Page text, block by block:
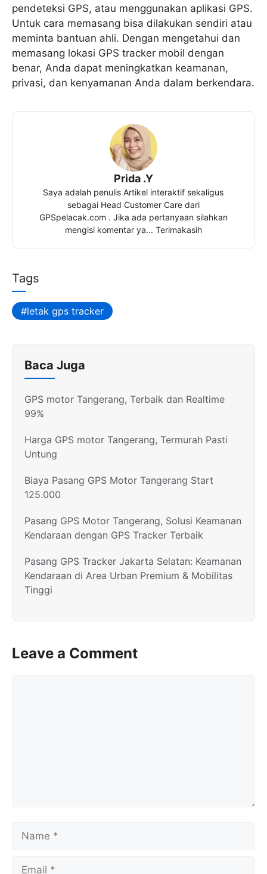
pendeteksi GPS, atau menggunakan aplikasi GPS.
Untuk cara memasang bisa dilakukan sendiri atau
meminta bantuan ahli. Dengan mengetahui dan
memasang lokasi GPS tracker mobil dengan
benar, Anda dapat meningkatkan keamanan,
privasi, dan kenyamanan Anda dalam berkendara.
Prida .Y
Saya adalah penulis Artikel interaktif sekaligus
sebagai Head Customer Care dari
GPSpelacak.com . Jika ada pertanyaan silahkan
mengisi komentar ya... Terimakasih
Tags
letak gps tracker
Baca Juga
GPS motor Tangerang, Terbaik dan Realtime
99%
Harga GPS motor Tangerang, Termurah Pasti
Untung
Biaya Pasang GPS Motor Tangerang Start
125.000
Pasang GPS Motor Tangerang, Solusi Keamanan
Kendaraan dengan GPS Tracker Terbaik
Pasang GPS Tracker Jakarta Selatan: Keamanan
Kendaraan di Area Urban Premium & Mobilitas
Tinggi
Leave a Comment